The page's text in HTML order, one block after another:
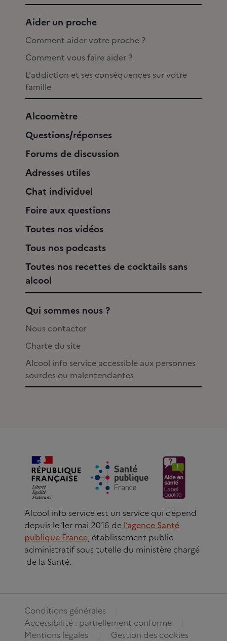
Aider un proche
Comment aider votre proche ?
Comment vous faire aider ?
L'addiction et ses conséquences sur votre
famille
Alcoomètre
Questions/réponses
Forums de discussion
Adresses utiles
Chat individuel
Foire aux questions
Toutes nos vidéos
Tous nos podcasts
Toutes nos recettes de cocktails sans
alcool
Qui sommes nous ?
Nous contacter
Charte du site
Alcool info service accessible aux personnes
sourdes ou malentendantes
Alcool info service est un service qui dépend
depuis le 1er mai 2016 de l’agence Santé
publique France, établissement public
administratif sous tutelle du ministère chargé
de la Santé.
Conditions générales
Accessibilité : partiellement conforme
Mentions légales
Gestion des cookies